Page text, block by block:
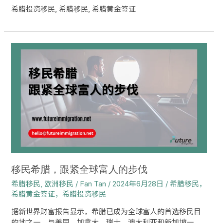
希腊投资移民 希腊移民 希腊黄金签证
移民希腊，跟紧全球富人的步伐
希腊移民, 欧洲移民 / Fan Tan /2024年6月28日 / 希腊移民，
希腊黄金签证，希腊投资移民
据新世界财富报告显示，希腊已成为全球富人的首选移民目
的
步
伐